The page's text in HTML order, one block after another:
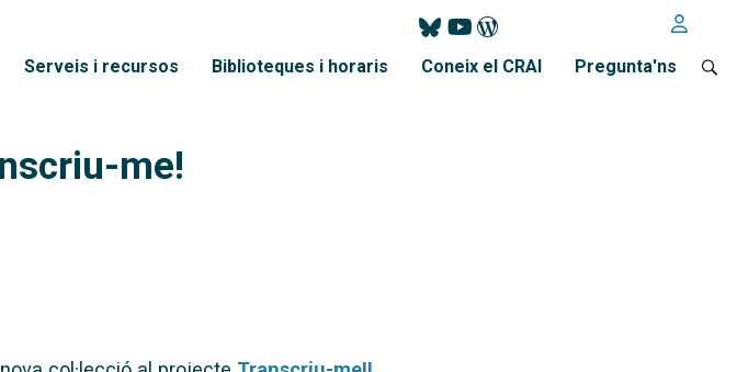
Menú principal
Serveis i recursos Biblioteques i horaris Coneix el CRAI Pregunta'ns
me!